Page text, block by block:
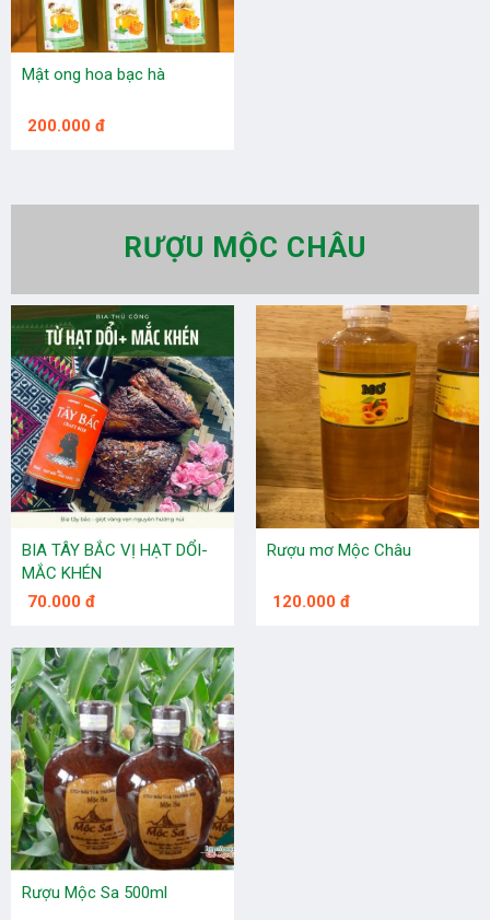
Mật ong hoa bạc hà
200.000 đ
RƯỢU MỘC CHÂU
BIA TÂY BẮC VỊ HẠT DỔI-
MẮC KHÉN
70.000 đ
Rượu mơ Mộc Châu
120.000 đ
Rượu Mộc Sa 500ml